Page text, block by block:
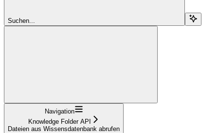
Suchen...
Navigation
Knowledge Folder API
Dateien aus Wissensdatenbank abrufen